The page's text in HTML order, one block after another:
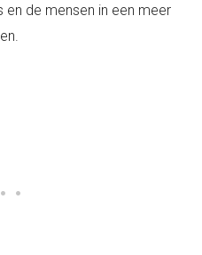
de mensen in een meer